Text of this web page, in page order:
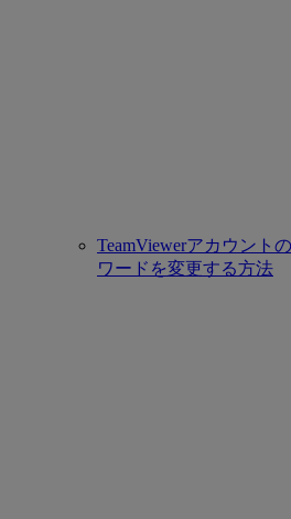
TeamViewerアカウント
ワードを変更する方法